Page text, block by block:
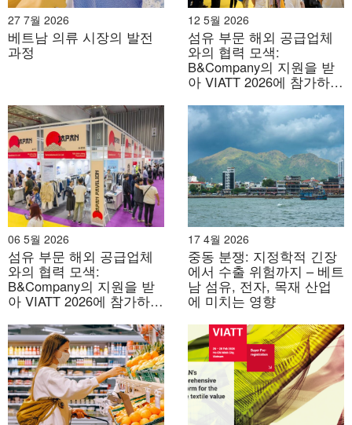
나는 천천히 걷기 시작했다.
1층은 마치 부드러운 인사처럼 느껴졌습니다. 어느 제품
도 지나치게 눈길을 사로잡지 않았고, 특정 구역이 과도하
게 강조되지도 않았습니다. 모든 것이 적절하고 균형 잡혀
있으며, 누구나 쉽게 접근할 수 있었습니다.
처음에는 오히려 단점일 거라고 생각했어요.
하지만 위층으로 올라가면서 문득 깨달았습니다. 어쩌면
그것은 의도적인 것이었을지도 모른다고.
여러 층으로 이루어진 공간은 쇼핑 경험을 하나의 여정으
로 만들어줍니다. 거창한 여정은 아니지만, 조금씩 탐험하
는 듯한 느낌이죠. 정해진 길로 인도되는 것도 아니고, 그
렇다고 완전히 길을 잃는 것도 아닙니다. 그저… 호기심에
이끌려 발걸음을 옮기는 거죠.
각 층에는 기본 제품 구역, 시즌 상품 구역, 다양한 조합이
가능한 상품 구역 등 제품 포트폴리오가 비교적 균형 있게
배분되어 있습니다. 가격이나 "제품 등급"에 따른 지나친
27 7월 2026
베트남 의류 시장의 발전
과정
12 5월 2026
섬유 부문 해외 공급업체
와의 협력 모색:
B&Company의 지원을 받
아 VIATT 2026에 참가하는
보 (2부)
06 5월 2026
섬유 부문 해외 공급업체
와의 협력 모색:
B&Company의 지원을 받
아 VIATT 2026에 참가하는
보 (1부)
17 4월 2026
중동 분쟁: 지정학적 긴장
에서 수출 위험까지 – 베트
남 섬유, 전자, 목재 산업
에 미치는 영향